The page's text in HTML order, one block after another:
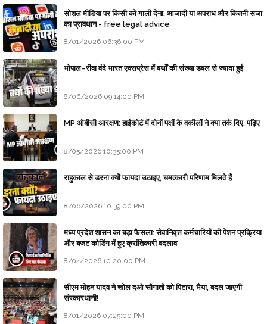
सोशल मीडिया पर किसी को गाली देना, आजादी या अपराध और कितनी सजा
का प्रावधान - free legal advice
8/01/2026 06:36:00 PM
भोपाल–रीवा वंदे भारत एक्सप्रेस में बर्थों की संख्या डबल से ज्यादा हुई
8/06/2026 09:14:00 PM
MP ओबीसी आरक्षण: हाईकोर्ट में दोनों पक्षों के वकीलों ने क्या तर्क दिए, पढ़िए
8/05/2026 10:35:00 PM
राहुकाल से डरना क्यों फायदा उठाइए, चमत्कारी परिणाम मिलते हैं
8/06/2026 10:39:00 PM
मध्य प्रदेश शासन का बड़ा फैसला: सेवानिवृत्त कर्मचारियों की पेंशन प्रक्रिया
और बजट कोडिंग में हुए क्रांतिकारी बदलाव
8/04/2026 10:20:00 PM
सीएम मोहन यादव ने खोल दओ सौगातों को पिटारा, भैया, बदल जाएगी
संस्कारधानी!
8/01/2026 07:25:00 PM